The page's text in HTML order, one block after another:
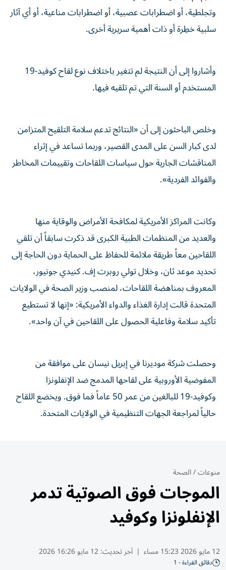
وتجلطية، أو اضطرابات عصبية، أو ​اضطرابات مناعية، أو أي آثار
سلبية خطِرة أو ذات ‌أهمية سريرية أخرى.
وأشاروا إلى أن النتيجة لم تتغير باختلاف نوع لقاح كوفيد-19
المستخدم أو السنة التي تم تلقيه فيها.
وخلص الباحثون ⁠إلى أن «النتائج تدعم سلامة التلقيح المتزامن
لدى كبار السن على المدى القصير، وربما تساعد في إثراء
المناقشات الجارية حول سياسات اللقاحات وتقييمات ​المخاطر
‌والفوائد الفردية».
وكانت المراكز الأمريكية لمكافحة الأمراض والوقاية منها
والعديد ‌من المنظمات الطبية الكبرى قد ذكرت سابقاً أن تلقي
اللقاحين معاً طريقة ملائمة للحفاظ على الحماية دون الحاجة إلى
تحديد موعد ثان، وخلال ‌تولي روبرت ‌إف. كنيدي جونيور،
المعروف بمناهضة ⁠اللقاحات، لمنصب وزير الصحة في الولايات
المتحدة قالت ‌إدارة الغذاء والدواء الأمريكية: «إنها لا تستطيع
تأكيد سلامة وفاعلية الحصول على اللقاحين في آن واحد».
وحصلت شركة موديرنا ⁠في إبريل نيسان على موافقة من
المفوضية الأوروبية ​على لقاحها المدمج ضد الإنفلونزا
وكوفيد-19 للبالغين من عمر 50 عاماً فما فوق. ويخضع اللقاح
حالياً لمراجعة ⁠الجهات التنظيمية في الولايات المتحدة.
منوعات/الصحة
الموجات فوق الصوتية تدمر
الإنفلونزا وكوفيد
12 مايو 2026 15:23 مساء | آخر تحديث:12 مايو 16:26 2026
دقائق القراءة - 1